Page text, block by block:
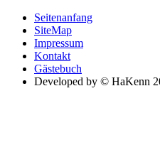
Seitenanfang
SiteMap
Impressum
Kontakt
Gästebuch
Developed by © HaKenn